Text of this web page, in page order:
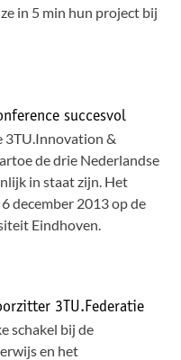
in 5 min hun project bij
succesvol
3TU.Innovation &
de drie Nederlandse
in staat zijn. Het
december 2013 op de
Eindhoven.
3TU.Federatie
schakel bij de
en het